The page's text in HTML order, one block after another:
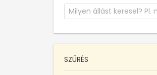
SZŰRÉS